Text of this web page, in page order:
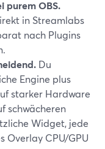
purem OBS.
in Streamlabs
nach Plugins
Du
Engine plus
starker Hardware
schwächeren
Widget, jede
Overlay CPU/GPU